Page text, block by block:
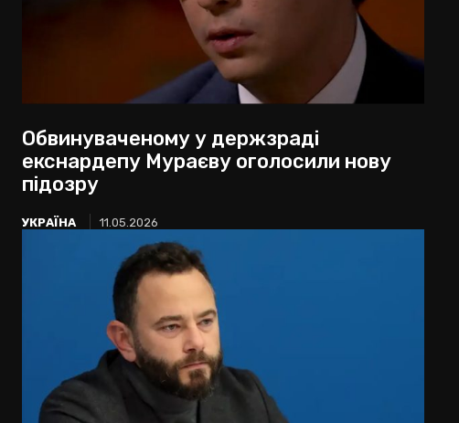
Обвинуваченому у держзраді
екснардепу Мураєву оголосили нову
підозру
УКРАЇНА 11.05.2026